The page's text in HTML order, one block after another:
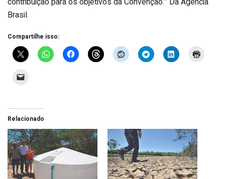
Brasil.
Compartilhe isso:
Relacionado